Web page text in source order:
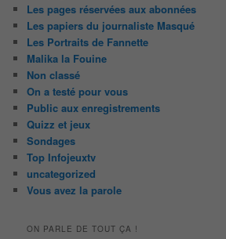
Les pages réservées aux abonnées
Les papiers du journaliste Masqué
Les Portraits de Fannette
Malika la Fouine
Non classé
On a testé pour vous
Public aux enregistrements
Quizz et jeux
Sondages
Top Infojeuxtv
uncategorized
Vous avez la parole
ON PARLE DE TOUT ÇA !